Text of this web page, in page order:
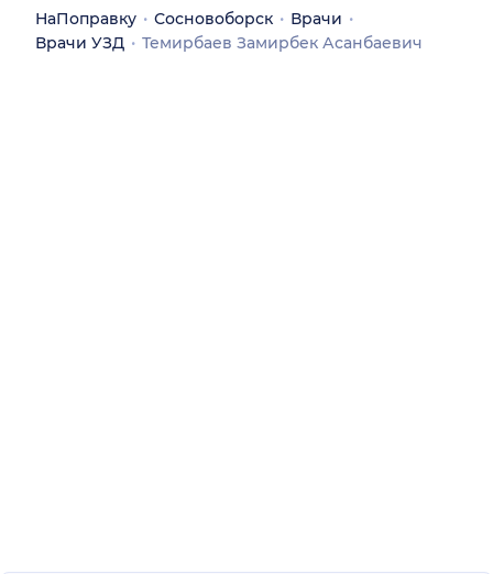
НаПоправку Сосновоборск
Врачи
Врачи УЗД
Темирбаев Замирбек Асанбаевич